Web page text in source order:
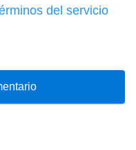
del servicio